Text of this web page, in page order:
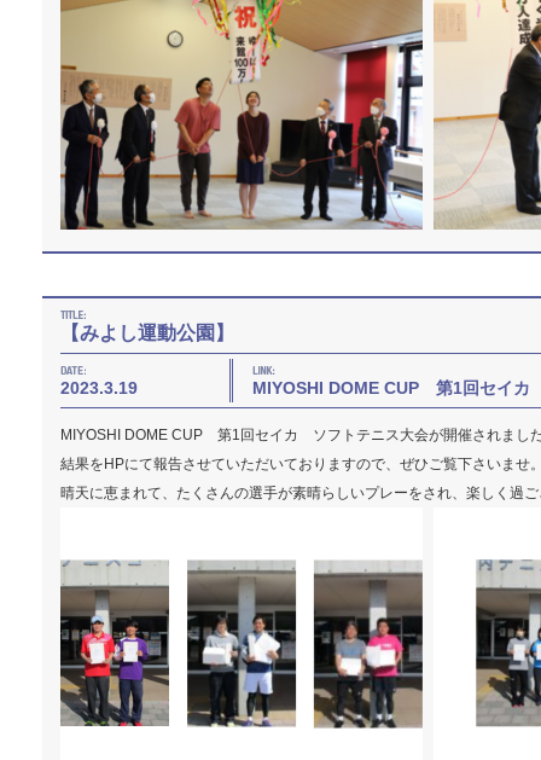
【みよし運動公園】
2023.3.19 MIYOSHI DOME CUP 第1回セイカ
MIYOSHI DOME CUP 第1回セイカ ソフトテニス大会が開催されまし
結果をHPにて報告させていただいておりますので、ぜひご覧下さいませ
晴天に恵まれて、たくさんの選手が素晴らしいプレーをされ、楽しく過